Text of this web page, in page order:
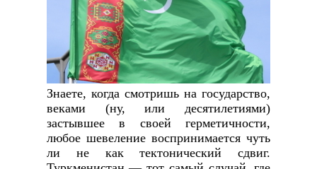
Знаете, когда смотришь на государство,
веками (ну, или десятилетиями)
застывшее в своей герметичности,
любое шевеление воспринимается чуть
ли не как тектонический сдвиг.